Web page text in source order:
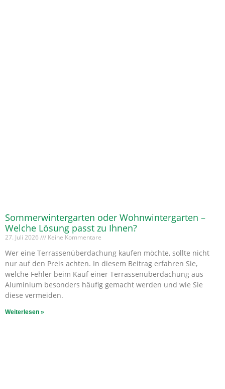
Sommerwintergarten oder Wohnwintergarten –
Welche Lösung passt zu Ihnen?
27. Juli 2026 Keine Kommentare
Wer eine Terrassenüberdachung kaufen möchte, sollte nicht
nur auf den Preis achten. In diesem Beitrag erfahren Sie,
welche Fehler beim Kauf einer Terrassenüberdachung aus
Aluminium besonders häufig gemacht werden und wie Sie
diese vermeiden.
Weiterlesen »